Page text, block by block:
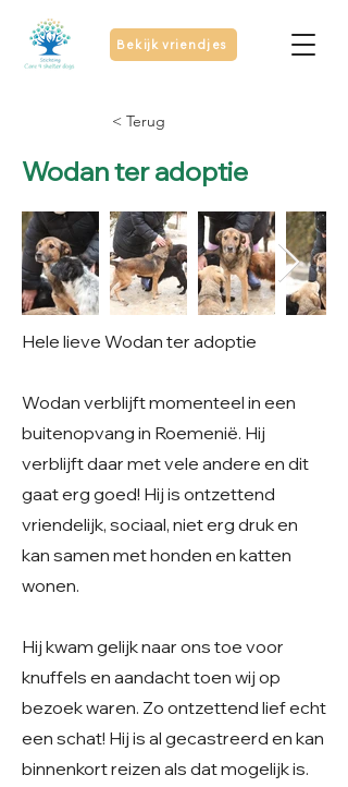
Bekijk vriendjes
< Terug
Wodan ter adoptie
Hele lieve Wodan ter adoptie
Wodan verblijft momenteel in een
buitenopvang in Roemenië. Hij
verblijft daar met vele andere en dit
gaat erg goed! Hij is ontzettend
vriendelijk, sociaal, niet erg druk en
kan samen met honden en katten
wonen.
Hij kwam gelijk naar ons toe voor
knuffels en aandacht toen wij op
bezoek waren. Zo ontzettend lief echt
een schat! Hij is al gecastreerd en kan
binnenkort reizen als dat mogelijk is.